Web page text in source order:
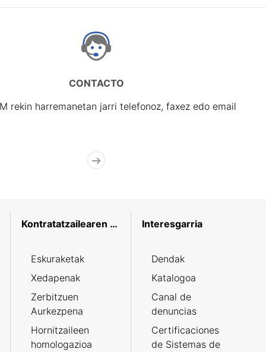
CONTACTO
rekin harremanetan jarri telefonoz, faxez edo email
Kontratatzailearen profila
Eskuraketak
Xedapenak
Zerbitzuen
Aurkezpena
Hornitzaileen
homologazioa
Interesgarria
Dendak
Katalogoa
Canal de
denuncias
Certificaciones
de Sistemas de